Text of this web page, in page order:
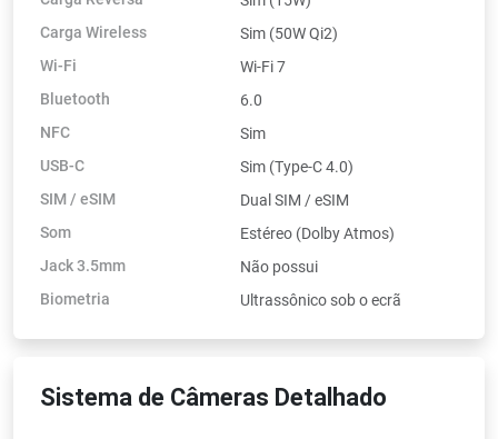
Carga Wireless
Sim (50W Qi2)
Wi-Fi
Wi-Fi 7
Bluetooth
6.0
NFC
Sim
USB-C
Sim (Type-C 4.0)
SIM / eSIM
Dual SIM / eSIM
Som
Estéreo (Dolby Atmos)
Jack 3.5mm
Não possui
Biometria
Ultrassônico sob o ecrã
Sistema de Câmeras Detalhado